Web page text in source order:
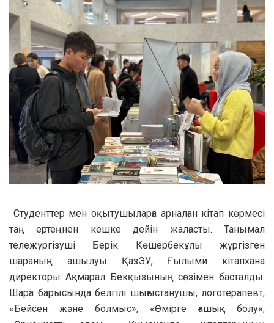
Студенттер мен оқытушыларға арналған кітап көрмесі
таң ертеңнен кешке дейін жалғасты. Танымал
тележүргізуші Берік Көшербекұлы жүргізген
шараның ашылуы ҚазЭУ, Ғылыми кітапхана
директоры Ақмарал Бекқызының сөзімен басталды.
Шара барысында белгілі шығыстанушы, логотерапевт,
«Бейсен және болмыс», «Өмірге ғашық болу»,